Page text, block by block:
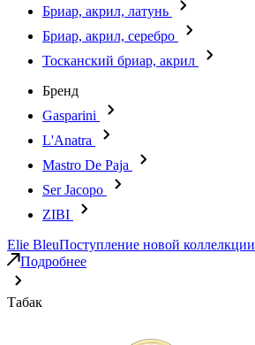
Бриар, акрил, латунь
Бриар, акрил, серебро
Тосканский бриар, акрил
Бренд
Gasparini
L'Anatra
Mastro De Paja
Ser Jacopo
ZIBI
Elie BleuПоступление новой коллелкции
Подробнее
Табак